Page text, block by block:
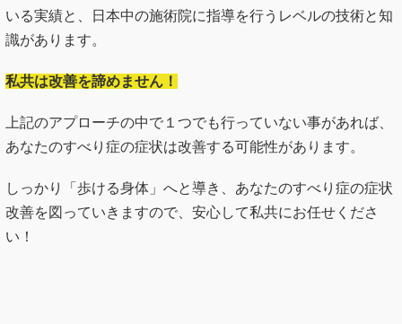
いる実績と、日本中の施術院に指導を行うレベルの技術と知
識があります。
私共は改善を諦めません！
上記のアプローチの中で１つでも行っていない事があれば、
あなたのすべり症の症状は改善する可能性があります。
しっかり「歩ける身体」へと導き、あなたのすべり症の症状
改善を図っていきますので、安心して私共にお任せくださ
い！